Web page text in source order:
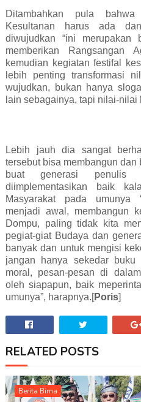
Ditambahkan pula bahwa
Kesultanan harus ada
diwujudkan “ini merupakan
memberikan Rangsangan
kemudian kegiatan festifal
lebih penting transformasi
wujudkan, bukan hanya
lain sebagainya, tapi nilai-nilai
Lebih jauh dia sangat
tersebut bisa membangun
buat generasi
diimplementasikan baik
Masyarakat pada umunya
menjadi awal, membangun
Dompu, paling tidak kita
pegiat-giat Budaya dan
banyak dan untuk mengisi
jangan hanya sekedar
moral, pesan-pesan di
oleh siapapun, baik
umunya”, harapnya.[Poris]
RELATED POSTS
Berita Bima